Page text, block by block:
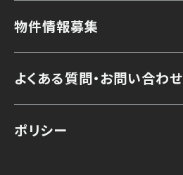
物件情報募集
よくある質問・お問い合わせ
ポリシー